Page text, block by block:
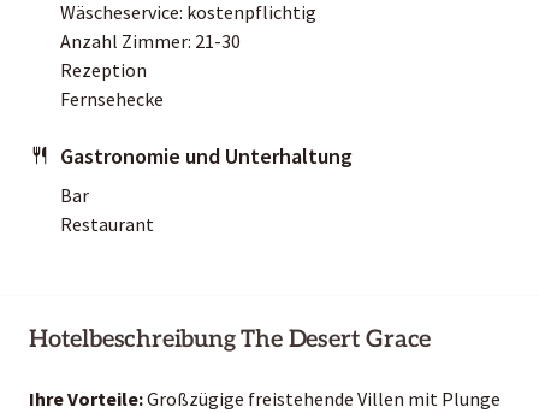
Wäscheservice: kostenpflichtig
Anzahl Zimmer: 21-30
Rezeption
Fernsehecke
Gastronomie und Unterhaltung
Bar
Restaurant
Hotelbeschreibung The Desert Grace
Ihre Vorteile:Großzügige freistehende Villen mit Plunge